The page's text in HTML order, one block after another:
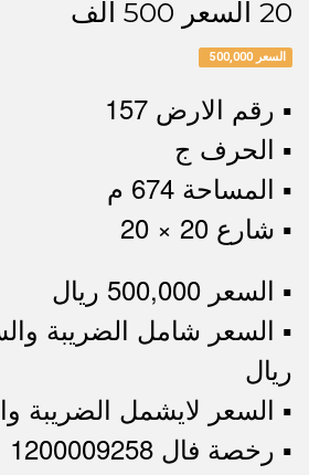
20 السعر 500 الف
السعر 500,000
▪︎ رقم الارض 157
▪︎ الحرف ج
▪︎ المساحة 674 م
▪︎ شارع 20 × 20
▪︎ السعر 500,000 ريال
ريال
▪︎ السعر لايشمل الضريبة
▪︎ رخصة فال 1200009258